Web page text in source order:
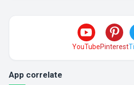
YouTubePinterest
App correlate